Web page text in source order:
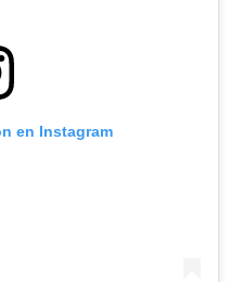
en Instagram